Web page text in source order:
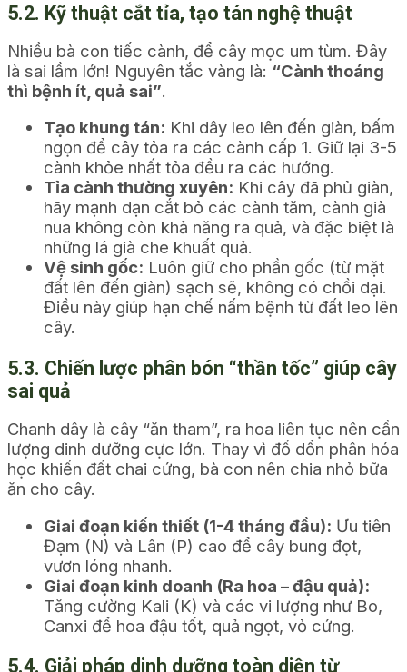
5.2. Kỹ thuật cắt tỉa, tạo tán nghệ thuật
Nhiều bà con tiếc cành, để cây mọc um tùm. Đây
là sai lầm lớn! Nguyên tắc vàng là: “Cành thoáng
thì bệnh ít, quả sai”.
Tạo khung tán: Khi dây leo lên đến giàn, bấm
ngọn để cây tỏa ra các cành cấp 1. Giữ lại 3-5
cành khỏe nhất tỏa đều ra các hướng.
Tỉa cành thường xuyên: Khi cây đã phủ giàn,
hãy mạnh dạn cắt bỏ các cành tăm, cành già
nua không còn khả năng ra quả, và đặc biệt là
những lá già che khuất quả.
Vệ sinh gốc: Luôn giữ cho phần gốc (từ mặt
đất lên đến giàn) sạch sẽ, không có chồi dại.
Điều này giúp hạn chế nấm bệnh từ đất leo lên
cây.
5.3. Chiến lược phân bón “thần tốc” giúp cây
sai quả
Chanh dây là cây “ăn tham”, ra hoa liên tục nên cần
lượng dinh dưỡng cực lớn. Thay vì đổ dồn phân hóa
học khiến đất chai cứng, bà con nên chia nhỏ bữa
ăn cho cây.
Giai đoạn kiến thiết (1-4 tháng đầu): Ưu tiên
Đạm (N) và Lân (P) cao để cây bung đọt,
vươn lóng nhanh.
Giai đoạn kinh doanh (Ra hoa – đậu quả):
Tăng cường Kali (K) và các vi lượng như Bo,
Canxi để hoa đậu tốt, quả ngọt, vỏ cứng.
5.4. Giải pháp dinh dưỡng toàn diện từ